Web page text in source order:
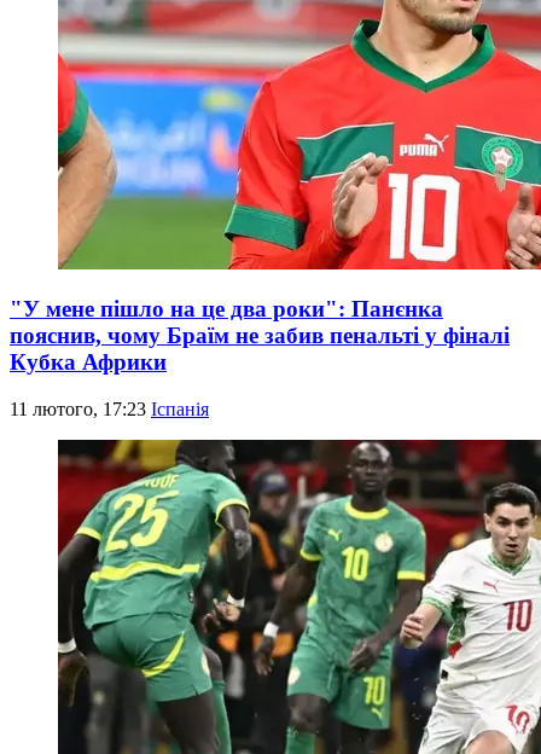
"У мене пішло на це два роки": Панєнка
пояснив, чому Браїм не забив пенальті у фіналі
Кубка Африки
11 лютого, 17:23 Іспанія